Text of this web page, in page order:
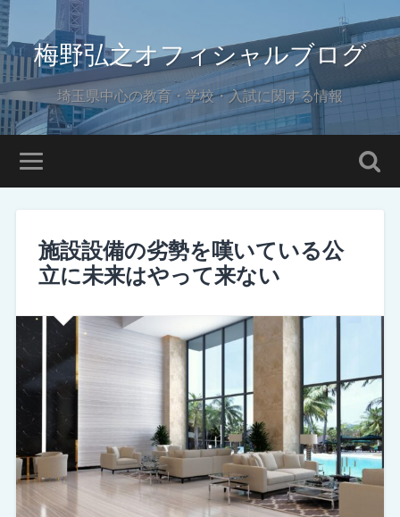
梅野弘之オフィシャルブログ
埼玉県中心の教育・学校・入試に関する情報
施設設備の劣勢を嘆いている公
立に未来はやって来ない